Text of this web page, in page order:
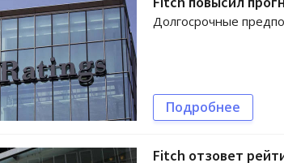
Долгосрочные
Подробнее
Fitch отзовет